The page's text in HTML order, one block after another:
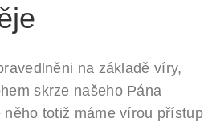
na základě víry,
skrze našeho Pána
totiž máme vírou přístup